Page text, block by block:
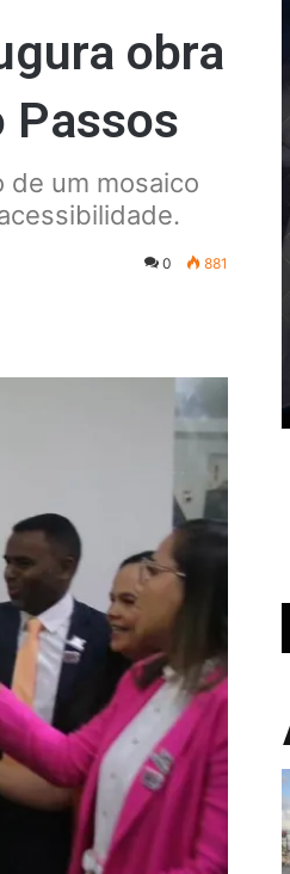
obra
Passos
de um mosaico
0 881